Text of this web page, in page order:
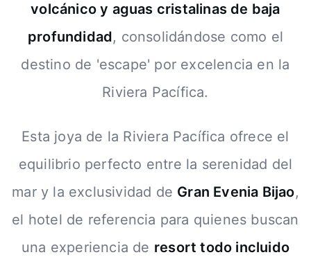
volcánico y aguas cristalinas de baja
profundidad, consolidándose como el
destino de 'escape' por excelencia en la
Riviera Pacífica.
Esta joya de la Riviera Pacífica ofrece el
equilibrio perfecto entre la serenidad del
mar y la exclusividad de Gran Evenia Bijao,
el hotel de referencia para quienes buscan
una experiencia de resort todo incluido